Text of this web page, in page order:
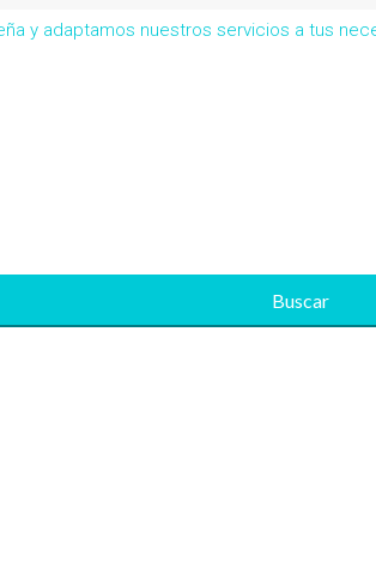
y adaptamos nuestros servicios a tus
Buscar